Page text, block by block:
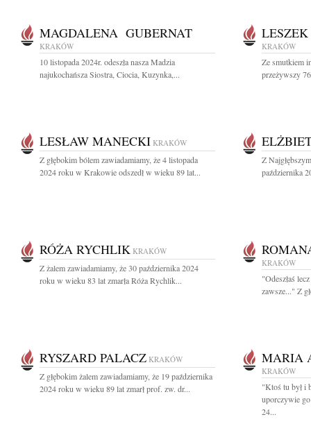
MAGDALENA GUBERNAT
KRAKÓW
10 listopada 2024r. odeszła nasza Madzia
najukochańsza Siostra, Ciocia, Kuzynka,...
KRAKÓW
Ze smutkiem
przeżywszy
LESŁAW MANECKI KRAKÓW
Z głębokim bólem zawiadamiamy, że 4 listopada
2024 roku w Krakowie odszedł w wieku 89 lat...
Z
października
RÓŻA RYCHLIK KRAKÓW
Z żalem zawiadamiamy, że 30 października 2024
roku w wieku 83 lat zmarła Róża Rychlik...
KRAKÓW
"Odeszłaś
zawsze..." Z
RYSZARD PALACZ KRAKÓW
Z głębokim żalem zawiadamiamy, że 19 października
2024 roku w wieku 89 lat zmarł prof. zw. dr...
MARIA
KRAKÓW
"Ktoś tu był i
uporczywie
24...